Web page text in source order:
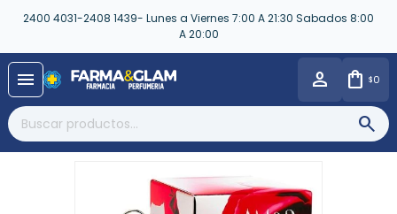
2400 4031-2408 1439- Lunes a Viernes 7:00 A 21:30 Sabados 8:00
A 20:00
menu $0